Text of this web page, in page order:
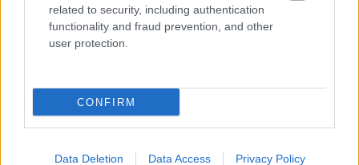
related to security, including authentication
functionality and fraud prevention, and other
user protection.
CONFIRM
Data Deletion Data Access Privacy Policy
Πώς μπορείτε να βγείτε νωρίτερα στη σύνταξη - Οι
3 κινήσεις - «ματ»